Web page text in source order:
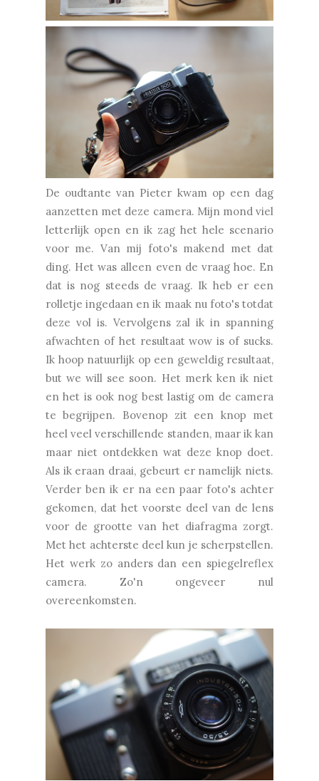
De oudtante van Pieter kwam op een dag
aanzetten met deze camera. Mijn mond viel
letterlijk open en ik zag het hele scenario
voor me. Van mij foto's makend met dat
ding. Het was alleen even de vraag hoe. En
dat is nog steeds de vraag. Ik heb er een
rolletje ingedaan en ik maak nu foto's totdat
deze vol is. Vervolgens zal ik in spanning
afwachten of het resultaat wow is of sucks.
Ik hoop natuurlijk op een geweldig resultaat,
but we will see soon. Het merk ken ik niet
en het is ook nog best lastig om de camera
te begrijpen. Bovenop zit een knop met
heel veel verschillende standen, maar ik kan
maar niet ontdekken wat deze knop doet.
Als ik eraan draai, gebeurt er namelijk niets.
Verder ben ik er na een paar foto's achter
gekomen, dat het voorste deel van de lens
voor de grootte van het diafragma zorgt.
Met het achterste deel kun je scherpstellen.
Het werk zo anders dan een spiegelreflex
camera. Zo'n ongeveer nul
overeenkomsten.